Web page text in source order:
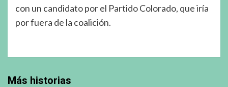
con un candidato por el Partido Colorado, que iría
por fuera de la coalición.
Más historias